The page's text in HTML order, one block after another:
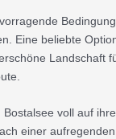
Eine beliebte
Landschaft
voll auf
einer